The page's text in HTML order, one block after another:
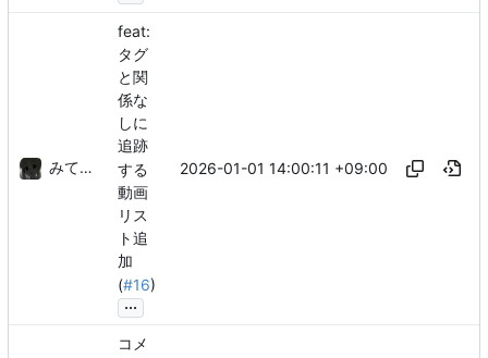
みてるぞ
feat:
タグ
と関
係な
しに
追跡
する
動画
リス
ト追
加
(#16)
...
2026-01-01 14:00:11 +09:00
コメ